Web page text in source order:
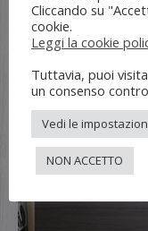
Cliccando su
cookie.
Leggi la cookie
Tuttavia, puoi
un consenso
Vedi le
NON ACCETTO